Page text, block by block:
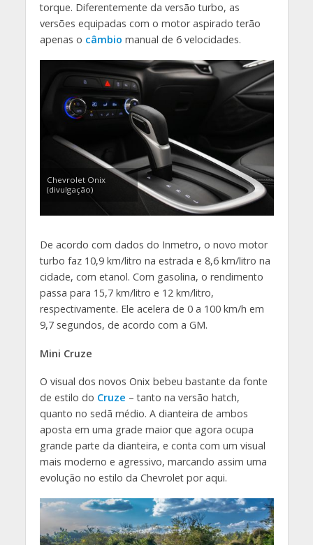
torque. Diferentemente da versão turbo, as
versões equipadas com o motor aspirado terão
apenas o câmbio manual de 6 velocidades.
Chevrolet Onix
(divulgação)
De acordo com dados do Inmetro, o novo motor
turbo faz 10,9 km/litro na estrada e 8,6 km/litro na
cidade, com etanol. Com gasolina, o rendimento
passa para 15,7 km/litro e 12 km/litro,
respectivamente. Ele acelera de 0 a 100 km/h em
9,7 segundos, de acordo com a GM.
Mini Cruze
O visual dos novos Onix bebeu bastante da fonte
de estilo do Cruze – tanto na versão hatch,
quanto no sedã médio. A dianteira de ambos
aposta em uma grade maior que agora ocupa
grande parte da dianteira, e conta com um visual
mais moderno e agressivo, marcando assim uma
evolução no estilo da Chevrolet por aqui.